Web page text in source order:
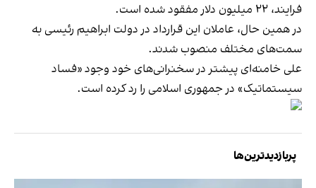
فرایند، ۲۲ میلیون دلار مفقود شده است.
در همین حال، عاملان این قرارداد در دولت ابراهیم رئیسی به
سمت‌های مختلف منصوب شدند.
علی خامنه‌ای پیشتر در سخنرانی‌های خود وجود «فساد
سیستماتیک» در جمهوری اسلامی را رد کرده است.
پربازدیدترین‌ها